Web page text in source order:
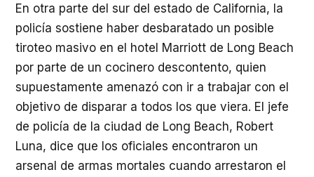
En otra parte del sur del estado de California, la
policía sostiene haber desbaratado un posible
tiroteo masivo en el hotel Marriott de Long Beach
por parte de un cocinero descontento, quien
supuestamente amenazó con ir a trabajar con el
objetivo de disparar a todos los que viera. El jefe
de policía de la ciudad de Long Beach, Robert
Luna, dice que los oficiales encontraron un
arsenal de armas mortales cuando arrestaron el